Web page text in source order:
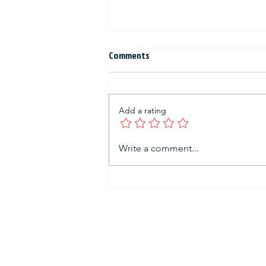
La ricetta del mese: Pizzoccheri
Comments
Add a rating
Write a comment...